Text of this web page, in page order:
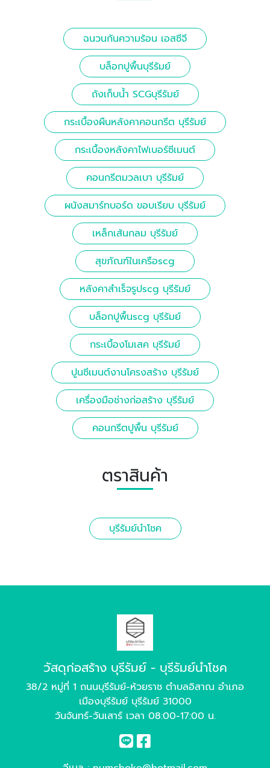
ฉนวนกันความร้อน เอสซีจี
บล็อกปูพื้นบุรีรัมย์
ถังเก็บน้ำ SCGบุรีรัมย์
กระเบื้องผืนหลังคาคอนกรีต บุรีรัมย์
กระเบื้องหลังคาไฟเบอร์ซีเมนต์
คอนกรีตมวลเบา บุรีรัมย์
ผนังสมาร์ทบอร์ด ขอบเรียบ บุรีรัมย์
เหล็กเส้นกลม บุรีรัมย์
สุขภัณฑ์ในเครือscg
หลังคาสำเร็จรูปscg บุรีรัมย์
บล็อกปูพื้นscg บุรีรัมย์
กระเบื้องโมเสค บุรีรัมย์
ปูนซีเมนต์งานโครงสร้าง บุรีรัมย์
เครื่องมือช่างก่อสร้าง บุรีรัมย์
คอนกรีตปูพื้น บุรีรัมย์
ตราสินค้า
บุรีรัมย์นำโชค
วัสดุก่อสร้าง บุรีรัมย์ - บุรีรัมย์นำโชค
38/2 หมู่ที่ 1 ถนนบุรีรัมย์-ห้วยราช ตำบลอิสาณ อำเภอ
เมืองบุรีรัมย์ บุรีรัมย์ 31000
วันจันทร์-วันเสาร์ เวลา 08:00-17:00 น.